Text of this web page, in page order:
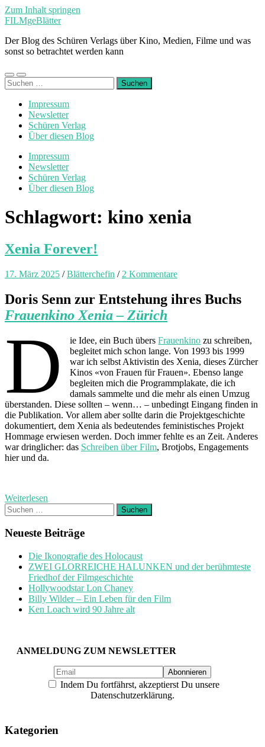
Zum Inhalt springen
FILMgeBlätter
Der Blog des Schüren Verlags über Kino, Medien, Filme und was
sonst so betrachtet werden kann
Mobile-
Menü
Suchfeld
ein-/ausblenden
Suchen
nach:
Impressum
Newsletter
Schüren Verlag
Über diesen Blog
Impressum
Newsletter
Schüren Verlag
Über diesen Blog
Schlagwort: kino xenia
Xenia Forever!
17. März 2025 /Blätterchefin / 2 Kommentare
Doris Senn zur Entstehung ihres Buchs
Frauenkino Xenia – Zürich
D ie Idee, ein Buch übersFrauenkino zu schreiben,
begleitet mich schon lange. Von 1993 bis 1999
war ich selbst Aktivistin des Xenia, dieses Zürcher
Kinos «von Frauen für Frauen». Ebenso lange
begleiten mich die Programmplakate, die ich
damals sammelte und die mehr als einen Umzug
überstanden. Diese sollten – wenn… – unbedingt Eingang finden in
die Publikation. Vor allem aber sollte darin die Projektgeschichte
dokumentiert, dem Xenia als bedeutendes feministisches Projekt
Hommage erwiesen werden. Doch immer fehlte es an Zeit. Anderes
war dringlicher: das Schreiben über Film, Brotjobs, Engagements
hier und da.
Weiterlesen
Suchen
nach:
Neueste Beiträge
Die Ikonografie des Holocaust
ZWEI GLORREICHE HALUNKEN und der berühmteste
Friedhof der Filmgeschichte
Hollywoodstar Lon Chaney
Billy Wilder – Ein Leben für den Film
Ken Loach wird 90 Jahre alt
ANMELDUNG ZUM NEWSLETTER
Indem Du fortfährst, akzeptierst Du unsere
Datenschutzerklärung.
Kategorien